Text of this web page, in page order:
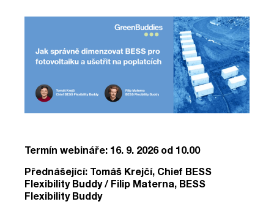
Termín webináře: 16. 9. 2026 od 10.00
Přednášející: Tomáš Krejčí, Chief BESS
Flexibility Buddy / Filip Materna, BESS
Flexibility Buddy